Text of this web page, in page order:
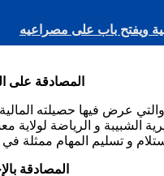
ويفتح باب على مصراعيه
المصادقة على
الشبيبة و الرياضة
و تسليم المهام ممثلة في
المصادقة